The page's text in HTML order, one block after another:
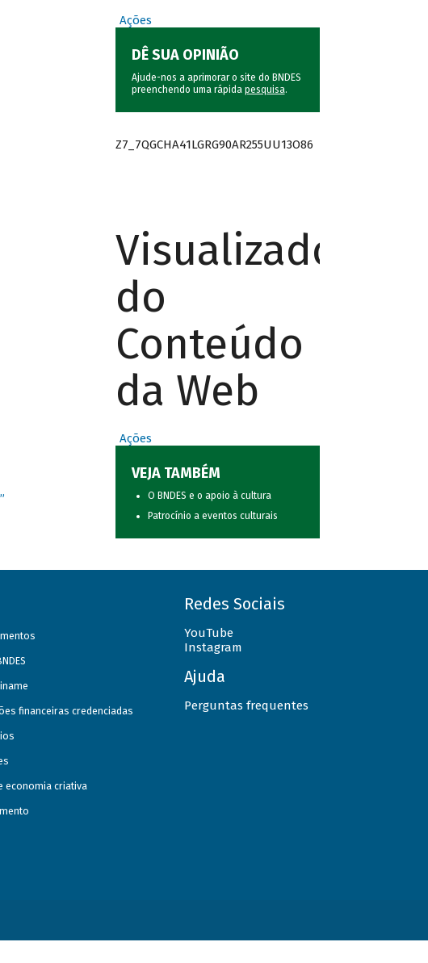
Ações
DÊ SUA OPINIÃO
Ajude-nos a aprimorar o site do BNDES
preenchendo uma rápida pesquisa.
Z7_7QGCHA41LGRG90AR255UU13O86
Visualizador
do
Conteúdo
da Web
Ações
VEJA TAMBÉM
O BNDES e o apoio à cultura
Patrocínio a eventos culturais
financeiras credenciadas
economia criativa
Redes Sociais
YouTube
Instagram
Ajuda
Perguntas frequentes